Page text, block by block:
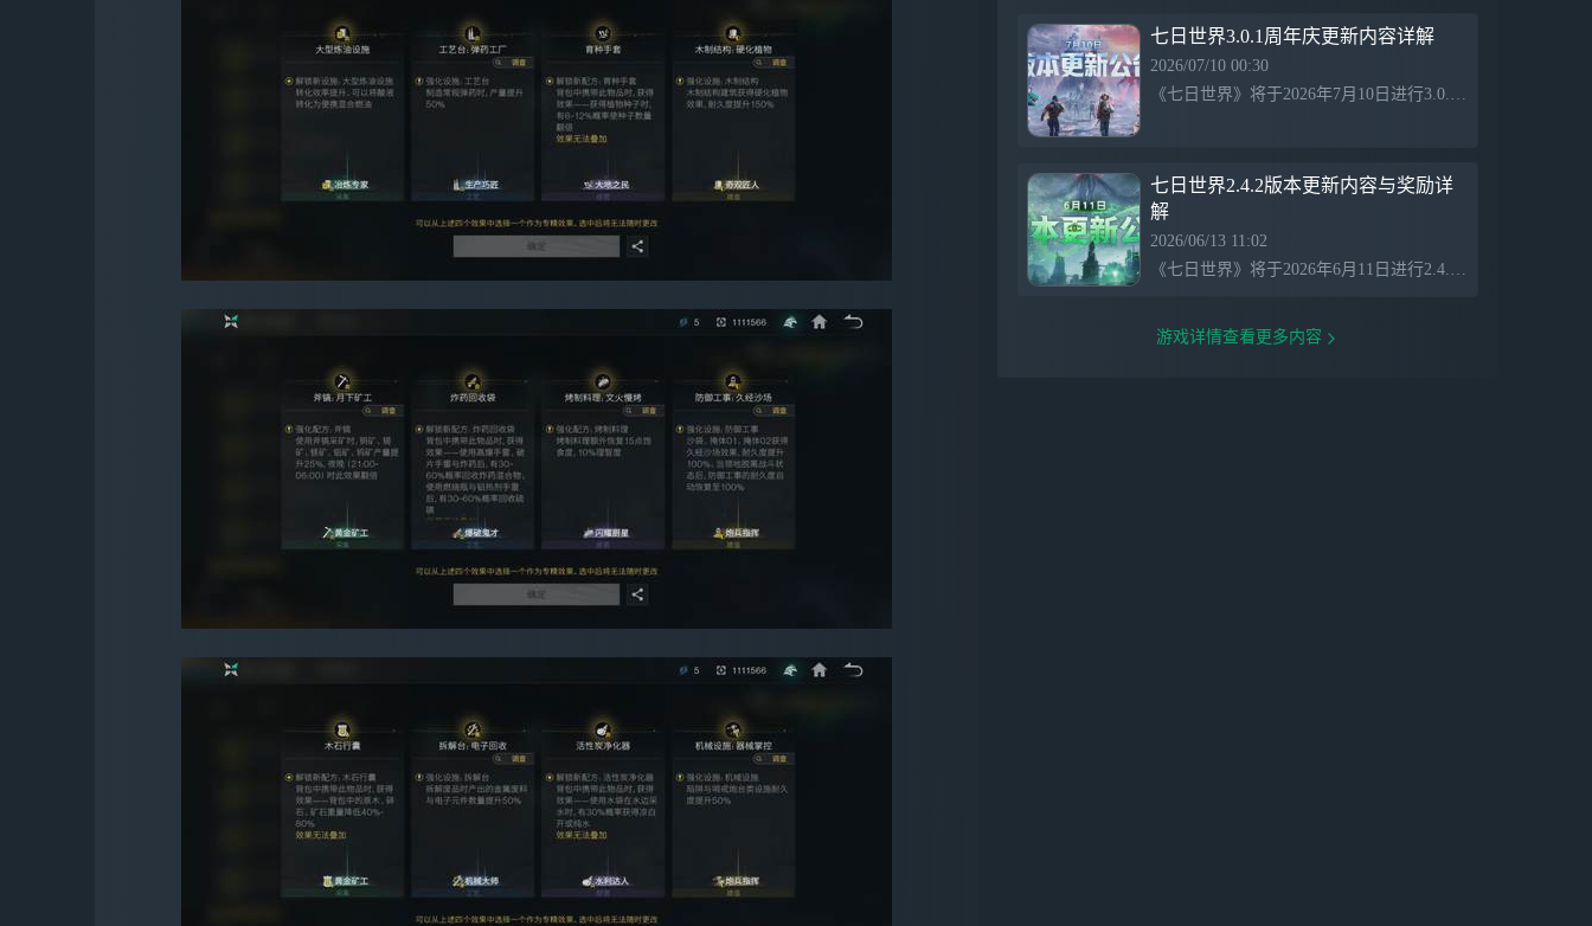
紧密配合团队中的其他成员，以争夺所剩无
几的资源。
七日世界3.0.1周年庆更新内容详解
2026/07/10 00:30
《七日世界》将于2026年7月10日进行3.0.1版本的维护更新，预计持续3小时。此次更新庆祝游戏二周年，推出新活动【奇梦狂潮】、禁区模式【欢乐抄家节】、第一人称模式和自由染色系统等。维护后将发放奖励，包括星之彩和周年抽奖券，鼓励玩家参与活动，期待大家的回归与参与冒险。
七日世界2.4.2版本更新内容与奖励详
解
2026/06/13 11:02
《七日世界》将于2026年6月11日进行2.4.2版本的停机维护和更新，预计持续2小时。此次更新内容包括全新外观系统【魅力辉光】、限时星铸宝箱、全新s13战令【霜青玄狐】及功能升级，同时开放先锋测试的新生存剧本。维护结束后，玩家将获得丰厚的维护奖励。更新建议在WiFi环境下进行，具体更新大小各平台略有不同。
游戏详情查看更多内容